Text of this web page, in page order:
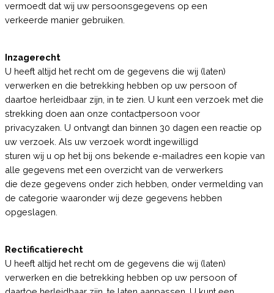
vermoedt dat wij uw persoonsgegevens op een
verkeerde manier gebruiken.
Inzagerecht
U heeft altijd het recht om de gegevens die wij (laten)
verwerken en die betrekking hebben op uw persoon of
daartoe herleidbaar zijn, in te zien. U kunt een verzoek met die
strekking doen aan onze contactpersoon voor
privacyzaken. U ontvangt dan binnen 30 dagen een reactie op
uw verzoek. Als uw verzoek wordt ingewilligd
sturen wij u op het bij ons bekende e-mailadres een kopie van
alle gegevens met een overzicht van de verwerkers
die deze gegevens onder zich hebben, onder vermelding van
de categorie waaronder wij deze gegevens hebben
opgeslagen.
Rectificatierecht
U heeft altijd het recht om de gegevens die wij (laten)
verwerken en die betrekking hebben op uw persoon of